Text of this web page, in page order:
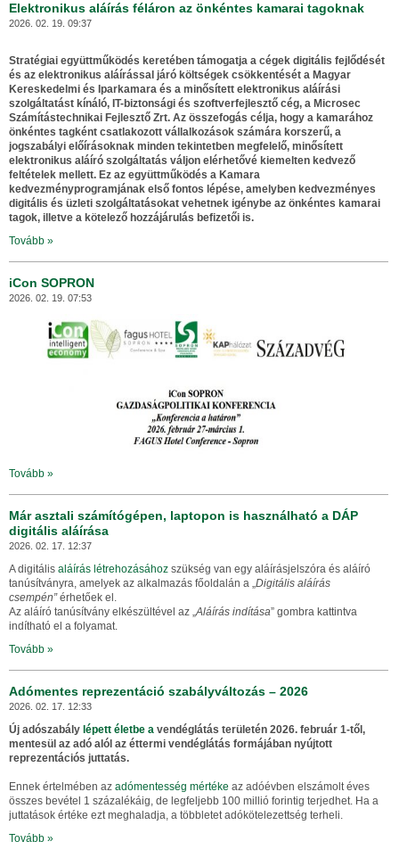
Elektronikus aláírás féláron az önkéntes kamarai tagoknak
2026. 02. 19. 09:37
Stratégiai együttműködés keretében támogatja a cégek digitális fejlődését
és az elektronikus aláírással járó költségek csökkentését a Magyar
Kereskedelmi és Iparkamara és a minősített elektronikus aláírási
szolgáltatást kínáló, IT-biztonsági és szoftverfejlesztő cég, a Microsec
Számítástechnikai Fejlesztő Zrt. Az összefogás célja, hogy a kamarához
önkéntes tagként csatlakozott vállalkozások számára korszerű, a
jogszabályi előírásoknak minden tekintetben megfelelő, minősített
elektronikus aláíró szolgáltatás váljon elérhetővé kiemelten kedvező
feltételek mellett. Ez az együttműködés a Kamara
kedvezményprogramjának első fontos lépése, amelyben kedvezményes
digitális és üzleti szolgáltatásokat vehetnek igénybe az önkéntes kamarai
tagok, illetve a kötelező hozzájárulás befizetői is.
Tovább »
iCon SOPRON
2026. 02. 19. 07:53
Tovább »
Már asztali számítógépen, laptopon is használható a DÁP
digitális aláírása
2026. 02. 17. 12:37
A digitális aláírás létrehozásához szükség van egy aláírásjelszóra és aláíró
tanúsítványra, amelyek az alkalmazás főoldalán a „Digitális aláírás
csempén”érhetőek el.
Az aláíró tanúsítvány elkészültével az „Aláírás indítása” gombra kattintva
indítható el a folyamat.
Tovább »
Adómentes reprezentáció szabályváltozás – 2026
2026. 02. 17. 12:33
Új adószabály lépett életbe a vendéglátás területén 2026. február 1-től,
mentesül az adó alól az éttermi vendéglátás formájában nyújtott
reprezentációs juttatás.
Ennek értelmében az adómentesség mértéke az adóévben elszámolt éves
összes bevétel 1 százalékáig, de legfeljebb 100 millió forintig terjedhet. Ha a
juttatások értéke ezt meghaladja, a többletet adókötelezettség terheli.
Tovább »